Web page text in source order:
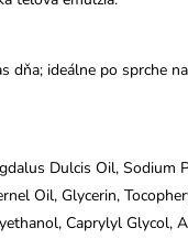
dňa; ideálne po sprche
Dulcis Oil, Sodium
Oil, Glycerin,
Caprylyl Glycol,